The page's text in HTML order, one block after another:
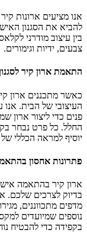
אנו מציעים ארונות
להביא את הסגנון
בין עיצוב מודרני
צבעים, ידיות וגימורים.
התאמת ארון קיר
כאשר מתכננים ארון
העיצובי של הבית.
פנים כדי ליצור ארון
החלל. כל פרט נבחר
יוסיף למראה הכללי
פתרונות אחסון
ארון קיר בהתאמה
בדיוק לצרכים שלכם.
מדפים מתכווננים,
נוספים שמיועדים
בקפידה כדי להבטיח